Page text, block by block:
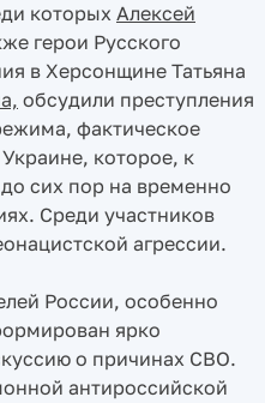
которых Алексей
герои Русского
в Херсонщине Татьяна
обсудили преступления
фактическое
которое, к
сих пор на временно
Среди участников
агрессии.
России, особенно
ярко
о причинах СВО.
антироссийской